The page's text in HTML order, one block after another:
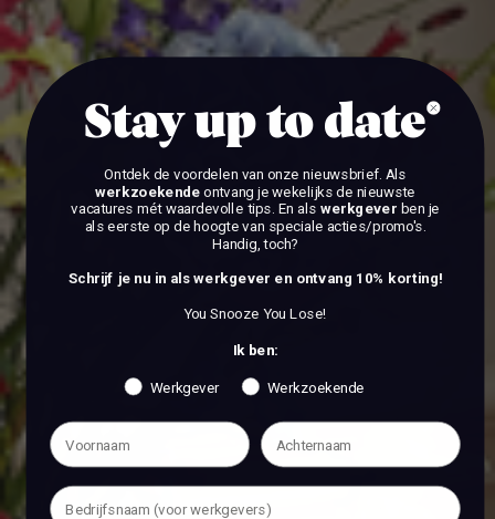
Stay up to date
Ontdek de voordelen van onze nieuwsbrief. Als
werkzoekendeontvang je wekelijks de nieuwste
vacatures mét waardevolle tips. En als werkgever ben je
als eerste op de hoogte van speciale acties/promo's.
Handig, toch?
Schrijf je nu in als werkgever en ontvang 10% korting!
You Snooze You Lose!
Ik ben:
Werkgever Werkzoekende